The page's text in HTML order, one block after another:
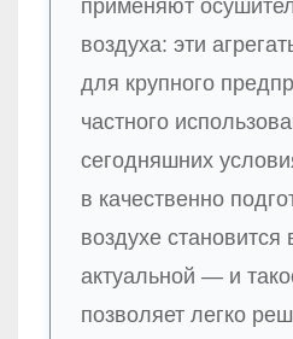
применяют
воздуха: эти
для крупного
частного
сегодняшних
в качественно
воздухе становится
актуальной — и
позволяет легко